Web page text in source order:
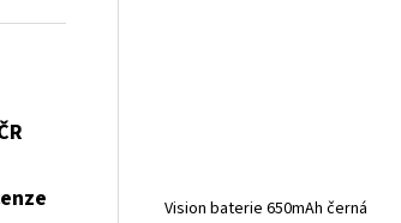
Vision baterie 650mAh černá